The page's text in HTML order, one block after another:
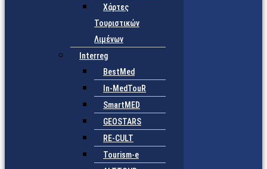
Χάρτες
Τουριστικών
Λιμένων
Interreg
BestMed
In-MedTouR
SmartMED
GEOSTARS
RE-CULT
Tourism-e